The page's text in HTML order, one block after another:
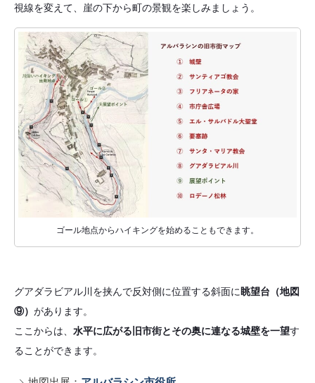
視線を変えて、崖の下から町の景観を楽しみましょう。
ゴール地点からハイキングを始めることもできます。
グアダラビアル川を挟んで反対側に位置する斜面に眺望台（地図
⑨） があります。
ここからは、 水平に広がる旧市街とその奥に連なる城壁を一望す
ることができます。